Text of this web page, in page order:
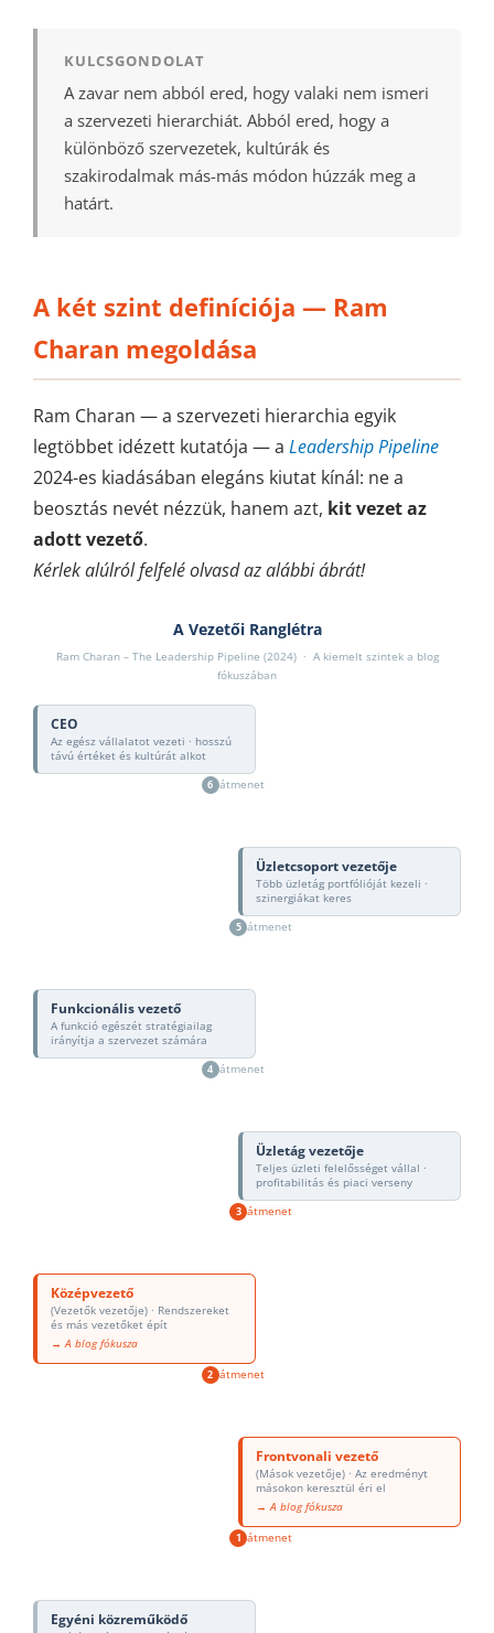
KULCSGONDOLAT
A zavar nem abból ered, hogy valaki nem ismeri
a szervezeti hierarchiát. Abból ered, hogy a
különböző szervezetek, kultúrák és
szakirodalmak más-más módon húzzák meg a
határt.
A két szint definíciója — Ram
Charan megoldása
Ram Charan — a szervezeti hierarchia egyik
legtöbbet idézett kutatója — a Leadership Pipeline
2024-es kiadásában elegáns kiutat kínál: ne a
beosztás nevét nézzük, hanem azt, kit vezet az
adott vezető.
Kérlek alúlról felfelé olvasd az alábbi ábrát!
A Vezetői Ranglétra
Ram Charan – The Leadership Pipeline (2024) · A kiemelt szintek a blog
fókuszában
CEO
Az egész vállalatot vezeti · hosszú
távú értéket és kultúrát alkot
6 átmenet
Üzletcsoport vezetője
Több üzletág portfólióját kezeli ·
szinergiákat keres
5 átmenet
Funkcionális vezető
A funkció egészét stratégiailag
irányítja a szervezet számára
4 átmenet
Üzletág vezetője
Teljes üzleti felelősséget vállal ·
profitabilitás és piaci verseny
3 átmenet
Középvezető
(Vezetők vezetője) · Rendszereket
és más vezetőket épít
→ A blog fókusza
2 átmenet
Frontvonali vezető
(Mások vezetője) · Az eredményt
másokon keresztül éri el
→ A blog fókusza
1 átmenet
Egyéni közreműködő